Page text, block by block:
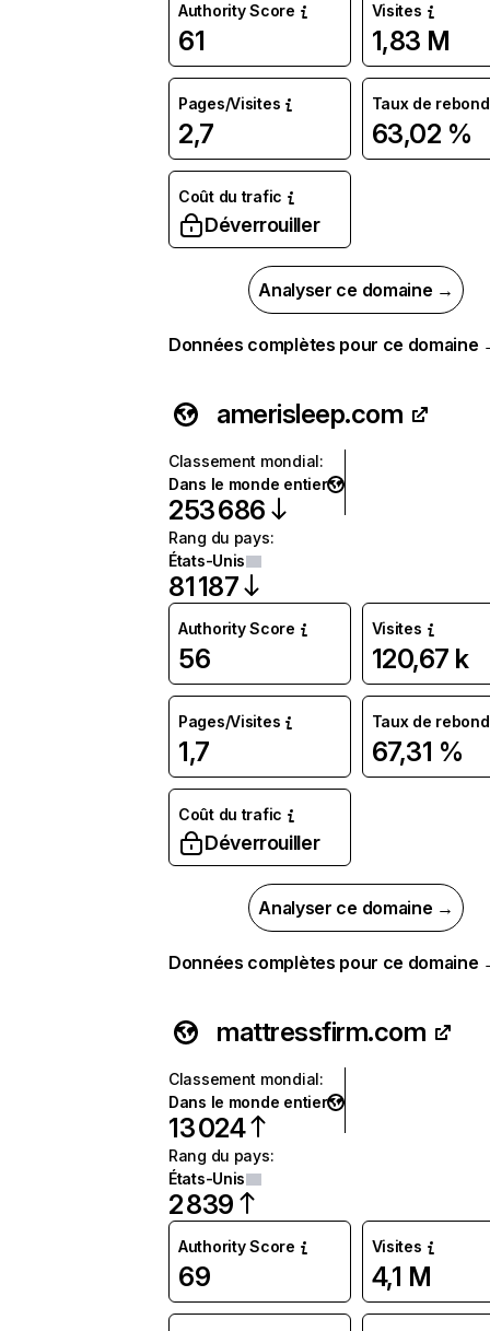
Authority Score
61
Visites
1,83 M
Pages/Visites
2,7
Taux de rebond
63,02 %
Coût du trafic
Déverrouiller
Analyser ce domaine →
Données complètes pour ce domaine
amerisleep.com
Classement mondial:
Dans le monde entier
253 686
Rang du pays:
États-Unis
81 187
Authority Score
56
Visites
120,67 k
Pages/Visites
1,7
Taux de rebond
67,31 %
Coût du trafic
Déverrouiller
Analyser ce domaine →
Données complètes pour ce domaine
mattressfirm.com
Classement mondial:
Dans le monde entier
13 024
Rang du pays:
États-Unis
2 839
Authority Score
69
Visites
4,1 M